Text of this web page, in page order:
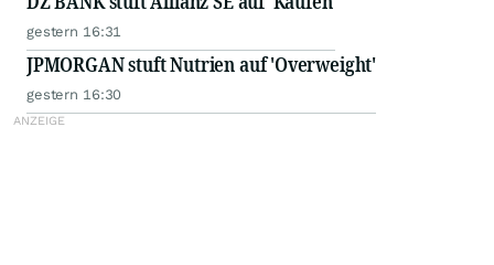
gestern 16:31
JPMORGAN stuft Nutrien auf 'Overweight'
gestern 16:30